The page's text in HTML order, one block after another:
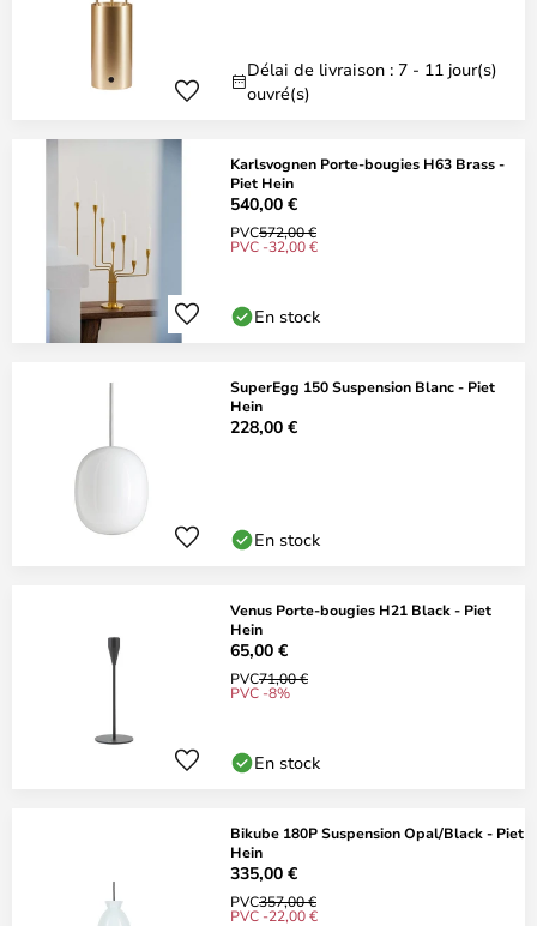
Délai de livraison : 7 - 11 jour(s)
ouvré(s)
Karlsvognen Porte-bougies H63 Brass -
Piet Hein
540,00 €
PVC572,00 €
PVC -32,00 €
En stock
SuperEgg 150 Suspension Blanc - Piet
Hein
228,00 €
En stock
Venus Porte-bougies H21 Black - Piet
Hein
65,00 €
PVC71,00 €
PVC -8%
En stock
Bikube 180P Suspension Opal/Black - Piet
Hein
335,00 €
PVC357,00 €
PVC -22,00 €